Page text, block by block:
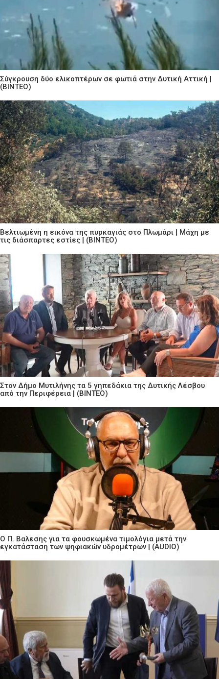
Σύγκρουση δύο ελικοπτέρων σε φωτιά στην Δυτική Αττική |
(ΒΙΝΤΕΟ)
Βελτιωμένη η εικόνα της πυρκαγιάς στο Πλωμάρι | Μάχη με
τις διάσπαρτες εστίες | (ΒΙΝΤΕΟ)
Στον Δήμο Μυτιλήνης τα 5 γηπεδάκια της Δυτικής Λέσβου
από την Περιφέρεια | (ΒΙΝΤΕΟ)
Ο Π. Βαλεσης για τα φουσκωμένα τιμολόγια μετά την
εγκατάσταση των ψηφιακών υδρομέτρων | (AUDIO)